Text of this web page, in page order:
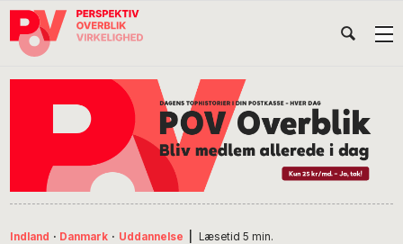
Gå
direkte
Skip
indhold
Gå
direkte
Indland · Danmark · Uddannelse Læsetid 5 min.